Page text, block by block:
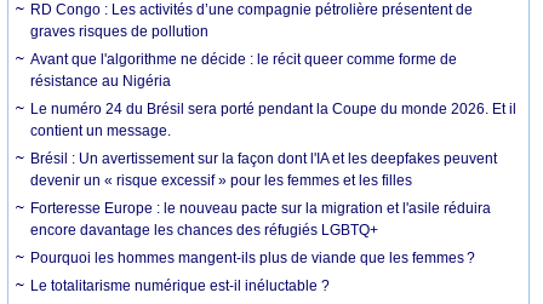
RD Congo : Les activités d’une compagnie pétrolière présentent de
graves risques de pollution
Avant que l'algorithme ne décide : le récit queer comme forme de
résistance au Nigéria
Le numéro 24 du Brésil sera porté pendant la Coupe du monde 2026. Et il
contient un message.
Brésil : Un avertissement sur la façon dont l'IA et les deepfakes peuvent
devenir un « risque excessif » pour les femmes et les filles
Forteresse Europe : le nouveau pacte sur la migration et l'asile réduira
encore davantage les chances des réfugiés LGBTQ+
Pourquoi les hommes mangent-ils plus de viande que les femmes ?
Le totalitarisme numérique est-il inéluctable ?